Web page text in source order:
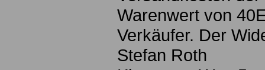
Warenwert von
Verkäufer. Der
Stefan Roth